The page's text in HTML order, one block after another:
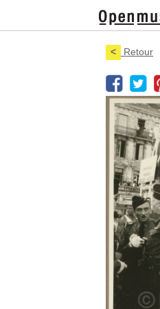
< Retour